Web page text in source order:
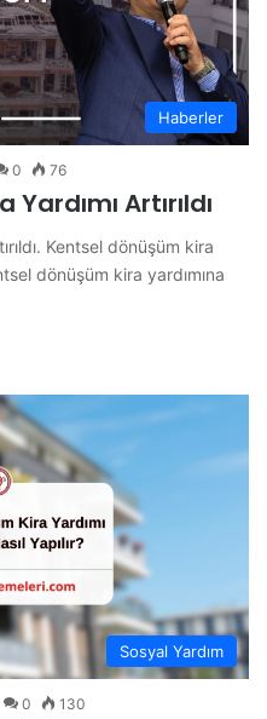
Haberler
0 76
Artırıldı
Kentsel dönüşüm kira
dönüşüm kira yardımına
Sosyal Yardım
0 130